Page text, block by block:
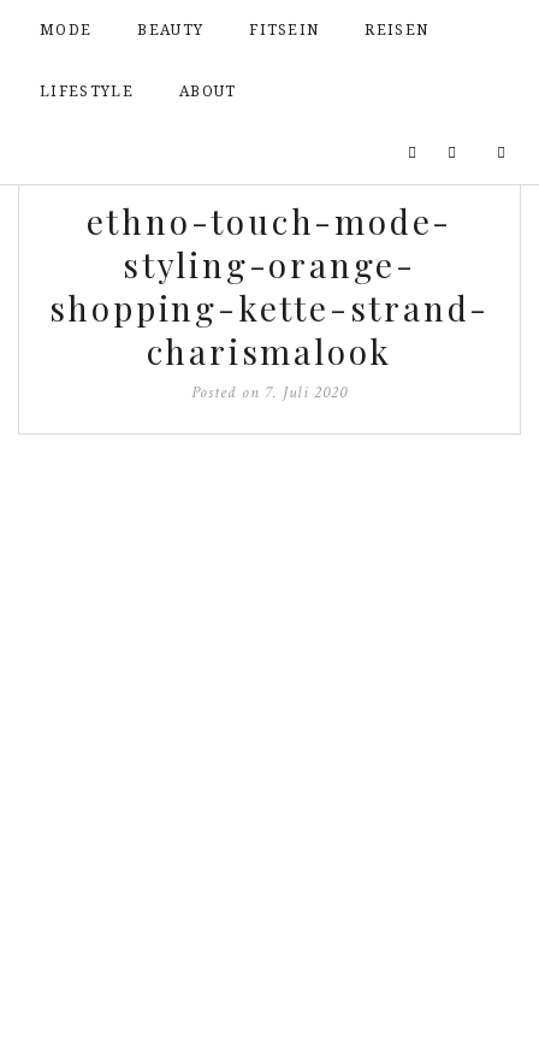
MODE BEAUTY FITSEIN REISEN
LIFESTYLE ABOUT
ethno-touch-mode-
styling-orange-
shopping-kette-strand-
charismalook
Posted on 7. Juli 2020